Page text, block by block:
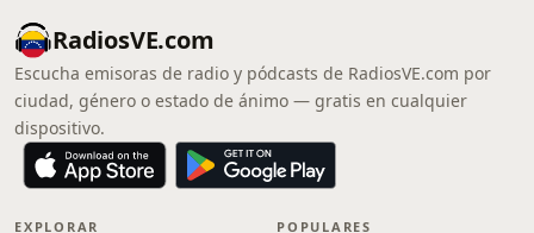
RadiosVE.com
Escucha emisoras de radio y pódcasts de RadiosVE.com por
ciudad, género o estado de ánimo — gratis en cualquier
dispositivo.
EXPLORAR POPULARES